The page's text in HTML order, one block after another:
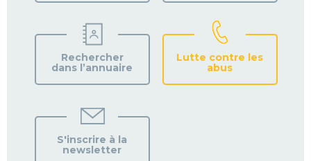
Rechercher
dans l’annuaire
Lutte contre les
abus
S'inscrire à la
newsletter